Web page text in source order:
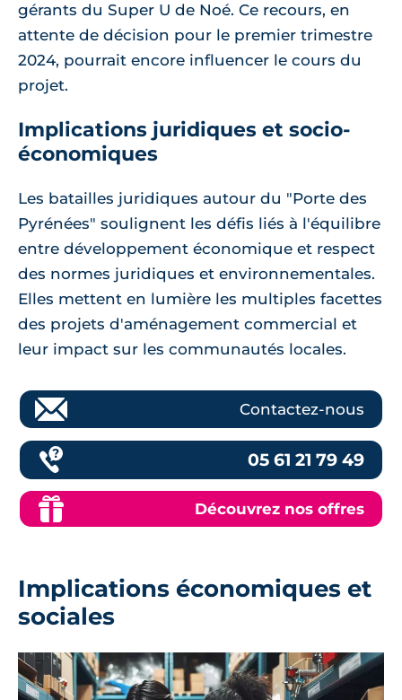
gérants du Super U de Noé. Ce recours, en
attente de décision pour le premier trimestre
2024, pourrait encore influencer le cours du
projet.
Implications juridiques et socio-
économiques
Les batailles juridiques autour du "Porte des
Pyrénées" soulignent les défis liés à l'équilibre
entre développement économique et respect
des normes juridiques et environnementales.
Elles mettent en lumière les multiples facettes
des projets d'aménagement commercial et
leur impact sur les communautés locales.
Contactez-nous
05 61 21 79 49
Découvrez nos offres
Implications économiques et
sociales